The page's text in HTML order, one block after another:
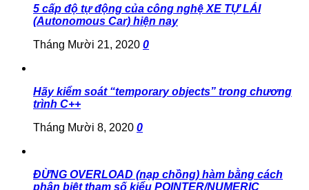
5 cấp độ tự động của công nghệ XE TỰ LÁI
(Autonomous Car) hiện nay
Tháng Mười 21, 2020 0
Hãy kiểm soát “temporary objects” trong chương
trình C++
Tháng Mười 8, 2020 0
ĐỪNG OVERLOAD (nạp chồng) hàm bằng cách
phân biệt tham số kiểu POINTER/NUMERIC